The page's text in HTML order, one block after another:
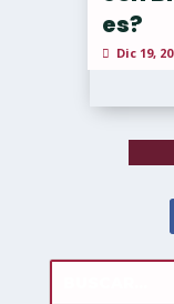
es?
Dic 19,